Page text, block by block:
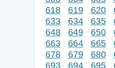
618
619 620
633
634 635
648
649 650
663
664 665
678
679 680
693
694 695